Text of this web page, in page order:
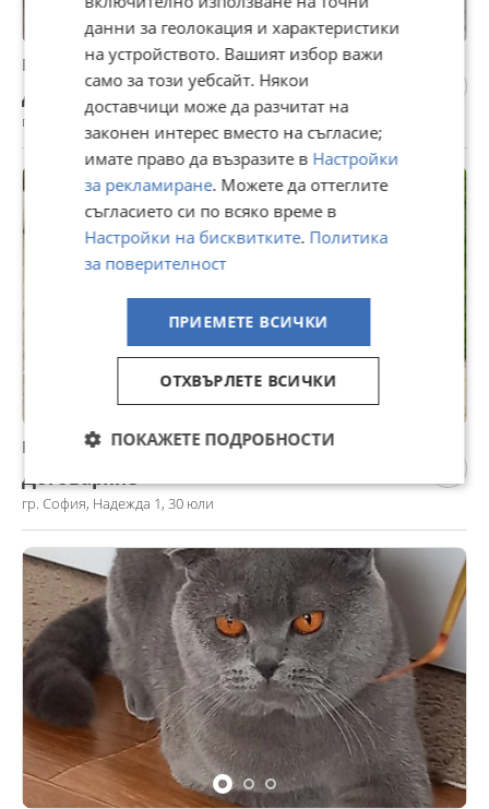
Мъжки голдън ретривър си търси партньорка
Договаряне
гр. Стара Загора, Опълченски, 31 юли
Пудел си търси партньорка
Договаряне
гр. София, Надежда 1, 30 юли
данни за геолокация и характеристики
на устройството. Вашият избор важи
само за този уебсайт. Някои
доставчици може да разчитат на
законен интерес вместо на съгласие;
имате право да възразите в Настройки
за рекламиране. Можете да оттеглите
съгласието си по всяко време в
Настройки на бисквитките. Политика
за поверителност
ПРИЕМЕТЕ ВСИЧКИ
ОТХВЪРЛЕТЕ ВСИЧКИ
ПОКАЖЕТЕ ПОДРОБНОСТИ